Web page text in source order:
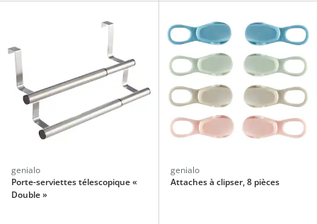
genialo
Porte-serviettes télescopique «
Double »
genialo
Attaches à clipser, 8 pièces